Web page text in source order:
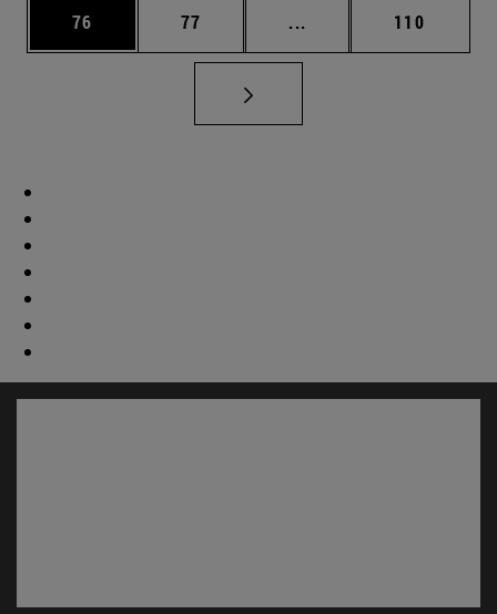
Página
76 Página
77 ... Páginas intermedias
Página
110